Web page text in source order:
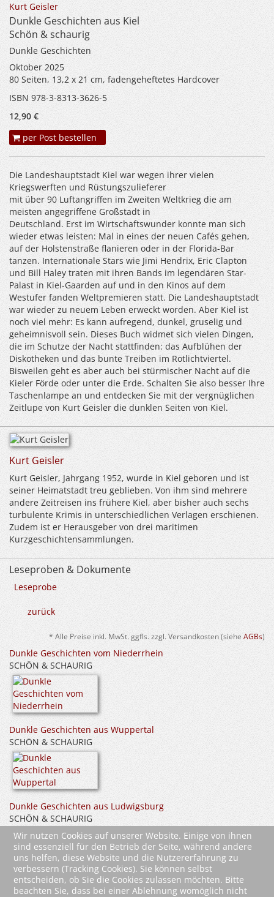
Kurt Geisler
Dunkle Geschichten aus Kiel
Schön & schaurig
Dunkle Geschichten
Oktober 2025
80 Seiten, 13,2 x 21 cm, fadengeheftetes Hardcover
ISBN 978-3-8313-3626-5
12,90 €
per Post bestellen
Die Landeshauptstadt Kiel war wegen ihrer vielen
Kriegswerften und Rüstungszulieferer
mit über 90 Luftangriffen im Zweiten Weltkrieg die am
meisten angegriffene Großstadt in
Deutschland. Erst im Wirtschaftswunder konnte man sich
wieder etwas leisten: Mal in eines der neuen Cafés gehen,
auf der Holstenstraße flanieren oder in der Florida-Bar
tanzen. Internationale Stars wie Jimi Hendrix, Eric Clapton
und Bill Haley traten mit ihren Bands im legendären Star-
Palast in Kiel-Gaarden auf und in den Kinos auf dem
Westufer fanden Weltpremieren statt. Die Landeshauptstadt
war wieder zu neuem Leben erweckt worden. Aber Kiel ist
noch viel mehr: Es kann aufregend, dunkel, gruselig und
geheimnisvoll sein. Dieses Buch widmet sich vielen Dingen,
die im Schutze der Nacht stattfinden: das Aufblühen der
Diskotheken und das bunte Treiben im Rotlichtviertel.
Bisweilen geht es aber auch bei stürmischer Nacht auf die
Kieler Förde oder unter die Erde. Schalten Sie also besser Ihre
Taschenlampe an und entdecken Sie mit der vergnüglichen
Zeitlupe von Kurt Geisler die dunklen Seiten von Kiel.
Kurt Geisler
Kurt Geisler, Jahrgang 1952, wurde in Kiel geboren und ist
seiner Heimatstadt treu geblieben. Von ihm sind mehrere
andere Zeitreisen ins frühere Kiel, aber bisher auch sechs
turbulente Krimis in unterschiedlichen Verlagen erschienen.
Zudem ist er Herausgeber von drei maritimen
Kurzgeschichtensammlungen.
Leseproben & Dokumente
Leseprobe
zurück
* Alle Preise inkl. MwSt. ggfls. zzgl. Versandkosten (sieheAGBs)
Dunkle Geschichten vom Niederrhein
SCHÖN & SCHAURIG
Dunkle Geschichten aus Wuppertal
SCHÖN & SCHAURIG
Dunkle Geschichten aus Ludwigsburg
SCHÖN & SCHAURIG
Wir nutzen Cookies auf unserer Website. Einige von ihnen
sind essenziell für den Betrieb der Seite, während andere
uns helfen, diese Website und die Nutzererfahrung zu
verbessern (Tracking Cookies). Sie können selbst
entscheiden, ob Sie die Cookies zulassen möchten. Bitte
beachten Sie, dass bei einer Ablehnung womöglich nicht